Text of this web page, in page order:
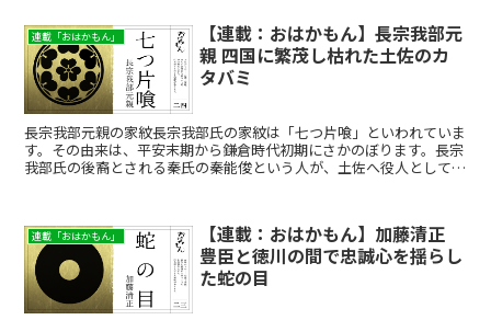
連載「おはかもん」
【連載：おはかもん】長宗我部元
親 四国に繁茂し枯れた土佐のカ
タバミ
長宗我部元親の家紋長宗我部氏の家紋は「七つ片喰」といわれていま
す。その由来は、平安末期から鎌倉時代初期にさかのぼります。長宗
我部氏の後裔とされる秦氏の秦能俊という人が、土佐へ役人として赴
連載「おはかもん」
【連載：おはかもん】加藤清正
豊臣と徳川の間で忠誠心を揺らし
た蛇の目